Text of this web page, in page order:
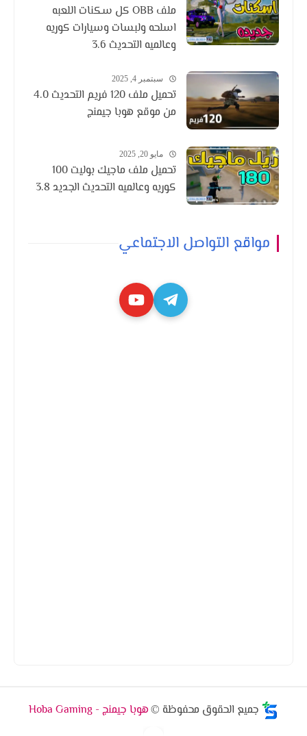
ملف OBB كل سكنات اللعبه
اسلحه ولبسات وسيارات كوريه
وعالميه التحديث 3.6
سبتمبر 4, 2025
تحميل ملف 120 فريم التحديث 4.0
من موقع هوبا جيمنج
مايو 20, 2025
تحميل ملف ماجيك بوليت 100
كوريه وعالميه التحديث الجديد 3.8
مواقع التواصل الاجتماعي
جميع الحقوق محفوظة ©هوبا جيمنج - Hoba Gaming